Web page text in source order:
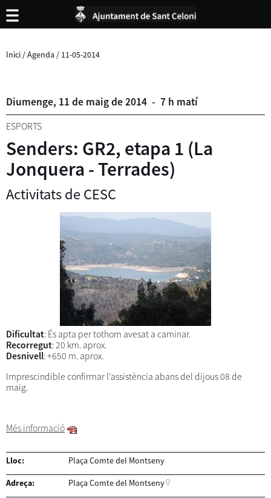
Inici /Agenda / 11-05-2014
Diumenge, 11 de maigde2014 - 7 h matí
ESPORTS
Senders: GR2, etapa 1 (La
Jonquera - Terrades)
Activitats de CESC
Dificultat: És apta per tothom avesat a caminar.
Recorregut: 20 km. aprox.
Desnivell: +650 m. aprox.
Imprescindible confirmar l'assistència abans del dijous 08 de
maig.
Més informació
Lloc: Plaça Comte del Montseny
Adreça: Plaça Comte del Montseny